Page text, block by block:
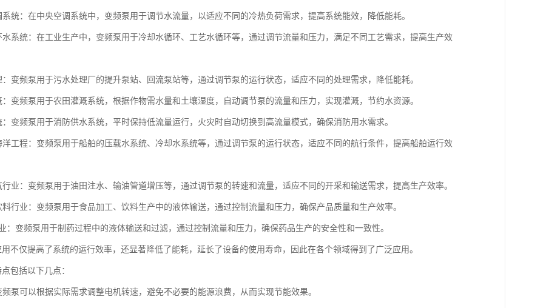
系统：在中央空调系统中，变频泵用于调节水流量，以适应不同的冷热负荷需求，提高系统能效，降低能耗。
水系统：在工业生产中，变频泵用于冷却水循环、工艺水循环等，通过调节流量和压力，满足不同工艺需求，提高生产效
：变频泵用于污水处理厂的提升泵站、回流泵站等，通过调节泵的运行状态，适应不同的处理需求，降低能耗。
：变频泵用于农田灌溉系统，根据作物需水量和土壤湿度，自动调节泵的流量和压力，实现灌溉，节约水资源。
变频泵用于消防供水系统，平时保持低流量运行，火灾时自动切换到高流量模式，确保消防用水需求。
洋工程：变频泵用于船舶的压载水系统、冷却水系统等，通过调节泵的运行状态，适应不同的航行条件，提高船舶运行效
行业：变频泵用于油田注水、输油管道增压等，通过调节泵的转速和流量，适应不同的开采和输送需求，提高生产效率。
料行业：变频泵用于食品加工、饮料生产中的液体输送，通过控制流量和压力，确保产品质量和生产效率。
：变频泵用于制药过程中的液体输送和过滤，通过控制流量和压力，确保药品生产的安全性和一致性。
不仅提高了系统的运行效率，还显著降低了能耗，延长了设备的使用寿命，因此在各个领域得到了广泛应用。
包括以下几点：
频泵可以根据实际需求调整电机转速，避免不必要的能源浪费，从而实现节能效果。